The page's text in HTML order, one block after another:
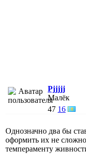
Pjjjjj
Малёк
47 16
Однозначно два бы
оформить их не
темпераменту